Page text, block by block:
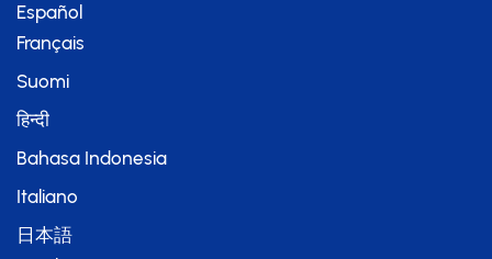
Español
Français
Suomi
हिन्दी
Bahasa Indonesia
Italiano
日本語